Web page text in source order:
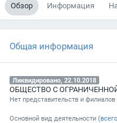
Обзор Информация
Общая информация
Ликвидировано, 22.10.2018
ОБЩЕСТВО С
Нет представительств и филиалов
Основной вид деятельности (всего